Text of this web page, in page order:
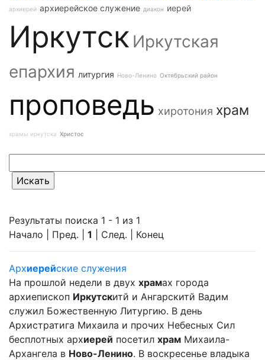
архиерей архиерейское служение диакон иерей
Иркутск Иркутская
епархия литургия Ново-Ленино Октябрьский район
проповедь хиротония храм
храмы иркутска Христос
Результаты поиска 1 - 1 из 1
Начало | Пред. | 1 | След. | Конец
Архиерейские служения
На прошлой недели в двух храмах города
архиепископ Иркутскитй и Ангарскитй Вадим
служил Божественную Литургию. В день
Архистратига Михаила и прочих Небесных Сил
бесплотных архиерей посетил храм Михаила-
Архангела в Ново-Ленино. В воскресенье владыка